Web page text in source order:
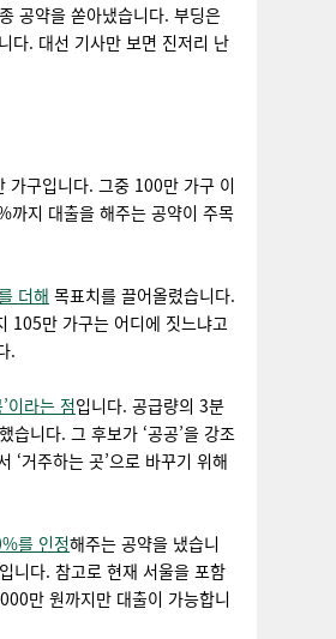
공약을 쏟아냈습니다. 부딩은
다. 대선 기사만 보면 진저리 난
가구입니다. 그중 100만 가구 이
까지 대출을 해주는 공약이 주목
더해 목표치를 끌어올렸습니다.
105만 가구는 어디에 짓느냐고
.
이라는 점입니다. 공급량의 3분
니다. 그 후보가 ‘공공’을 강조
‘거주하는 곳’으로 바꾸기 위해
를 인정해주는 공약을 냈습니
니다. 참고로 현재 서울을 포함
만 원까지만 대출이 가능합니